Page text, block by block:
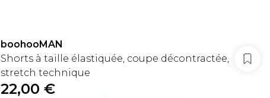
boohooMAN
Shorts à taille élastiquée, coupe décontractée,
stretch technique
22,00 €